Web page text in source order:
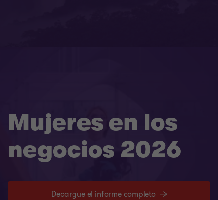
Mujeres en los
negocios 2026
Decargue el informe completo